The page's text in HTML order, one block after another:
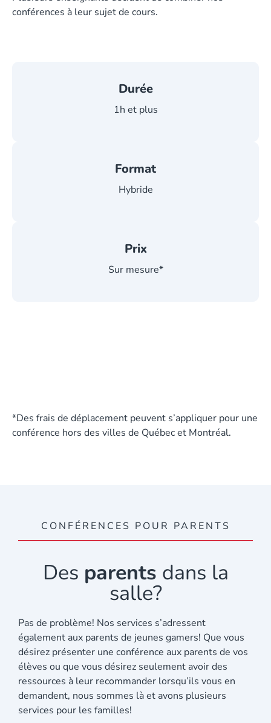
conférences à leur sujet de cours.
Durée
1h et plus
Format
Hybride
Prix
Sur mesure*
*Des frais de déplacement peuvent s’appliquer pour une
conférence hors des villes de Québec et Montréal.
CONFÉRENCES POUR PARENTS
Des parents dans la
salle?
Pas de problème! Nos services s’adressent
également aux parents de jeunes gamers! Que vous
désirez présenter une conférence aux parents de vos
élèves ou que vous désirez seulement avoir des
ressources à leur recommander lorsqu’ils vous en
demandent, nous sommes là et avons plusieurs
services pour les familles!